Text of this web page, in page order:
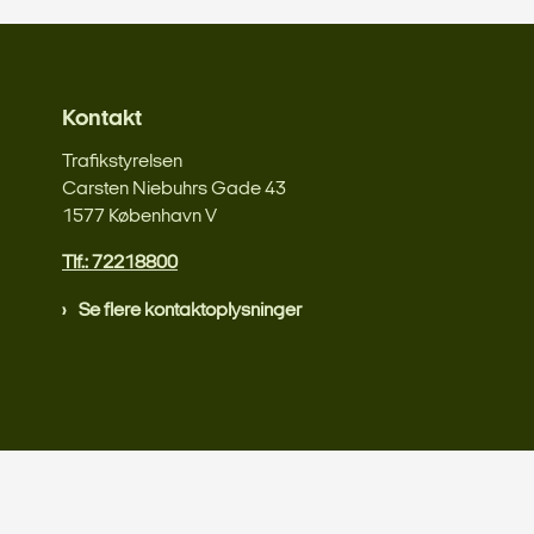
Kontakt
Trafikstyrelsen
Carsten Niebuhrs Gade 43
1577 København V
Tlf.: 72218800
Se flere kontaktoplysninger